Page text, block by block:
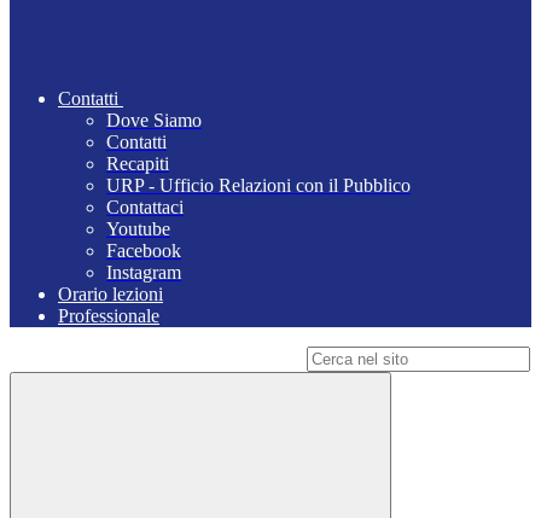
Contatti
Dove Siamo
Contatti
Recapiti
URP - Ufficio Relazioni con il Pubblico
Contattaci
Youtube
Facebook
Instagram
Orario lezioni
Professionale